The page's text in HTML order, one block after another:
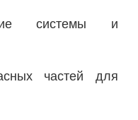
системы и
частей для